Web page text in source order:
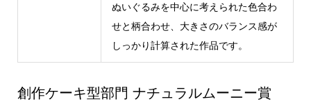
ぬいぐるみを中心に考えられた色合わ
せと柄合わせ、大きさのバランス感が
しっかり計算された作品です。
創作ケーキ型部門 ナチュラルムーニー賞